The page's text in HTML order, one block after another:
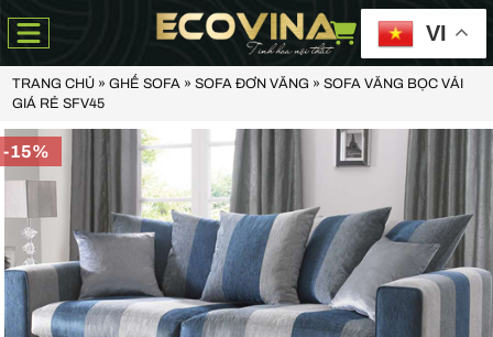
VI
TRANG CHỦ» GHẾ SOFA» SOFA ĐƠN VĂNG » SOFA VĂNG BỌC VẢI
GIÁ RẺ SFV45
-15%